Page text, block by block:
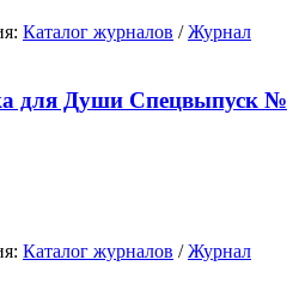
Каталог журналов /Журнал
для Души Спецвыпуск №
Каталог журналов /Журнал